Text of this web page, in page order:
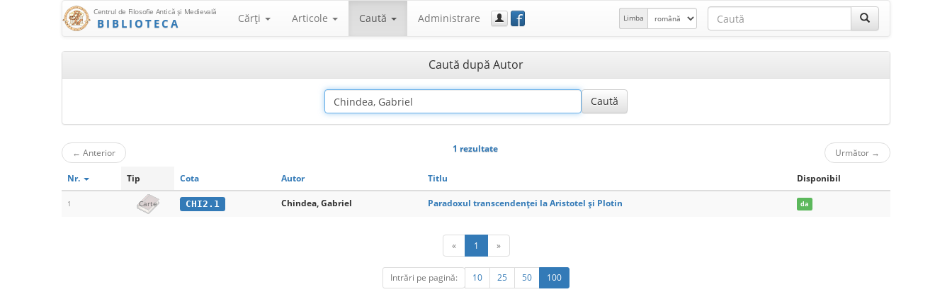
Centrul de Filosofie Antică şi Medievală
BIBLIOTECA Cărţi Articole Caută Administrare f Limba
Caută după Autor
← Anterior 1 rezultate Următor →
Nr. Tip Cota Autor Titlu Disponibil
1 Carte CHI2.1 Chindea, Gabriel Paradoxul transcendenței la Aristotel și Plotin da
« 1 »
Intrări pe pagină: 10 25 50 100